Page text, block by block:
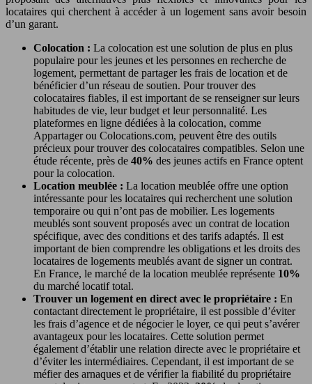
locataires qui cherchent à accéder à un logement sans avoir besoin
d’un garant.
Colocation : La colocation est une solution de plus en plus
populaire pour les jeunes et les personnes en recherche de
logement, permettant de partager les frais de location et de
bénéficier d’un réseau de soutien. Pour trouver des
colocataires fiables, il est important de se renseigner sur leurs
habitudes de vie, leur budget et leur personnalité. Les
plateformes en ligne dédiées à la colocation, comme
Appartager ou Colocations.com, peuvent être des outils
précieux pour trouver des colocataires compatibles. Selon une
étude récente, près de 40% des jeunes actifs en France optent
pour la colocation.
Location meublée : La location meublée offre une option
intéressante pour les locataires qui recherchent une solution
temporaire ou qui n’ont pas de mobilier. Les logements
meublés sont souvent proposés avec un contrat de location
spécifique, avec des conditions et des tarifs adaptés. Il est
important de bien comprendre les obligations et les droits des
locataires de logements meublés avant de signer un contrat.
En France, le marché de la location meublée représente 10%
du marché locatif total.
Trouver un logement en direct avec le propriétaire : En
contactant directement le propriétaire, il est possible d’éviter
les frais d’agence et de négocier le loyer, ce qui peut s’avérer
avantageux pour les locataires. Cette solution permet
également d’établir une relation directe avec le propriétaire et
d’éviter les intermédiaires. Cependant, il est important de se
méfier des arnaques et de vérifier la fiabilité du propriétaire